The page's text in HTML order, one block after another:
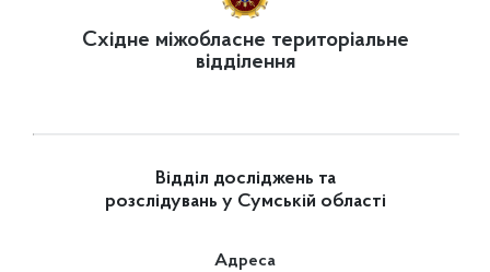
Східне міжобласне територіальне
відділення
Відділ досліджень та
розслідувань у Сумській області
Адреса